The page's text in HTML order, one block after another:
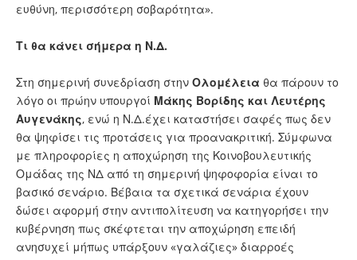
ευθύνη, περισσότερη σοβαρότητα».
Τι θα κάνει σήμερα η Ν.Δ.
Στη σημερινή συνεδρίαση στην Ολομέλεια θα πάρουν το
λόγο οι πρώην υπουργοί Μάκης Βορίδης και Λευτέρης
Αυγενάκης, ενώ η Ν.Δ.έχει καταστήσει σαφές πως δεν
θα ψηφίσει τις προτάσεις για προανακριτική. Σύμφωνα
με πληροφορίες η αποχώρηση της Κοινοβουλευτικής
Ομάδας της ΝΔ από τη σημερινή ψηφοφορία είναι το
βασικό σενάριο. Βέβαια τα σχετικά σενάρια έχουν
δώσει αφορμή στην αντιπολίτευση να κατηγορήσει την
κυβέρνηση πως σκέφτεται την αποχώρηση επειδή
ανησυχεί μήπως υπάρξουν «γαλάζιες» διαρροές